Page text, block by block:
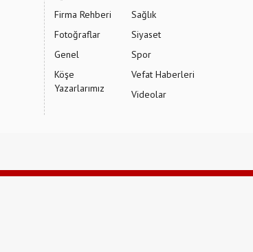
Firma Rehberi
Fotoğraflar
Genel
Köşe
Yazarlarımız
Sağlık
Siyaset
Spor
Vefat Haberleri
Videolar